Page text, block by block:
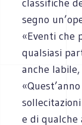
classifiche
segno
«Eventi che
qualsiasi
anche
e di